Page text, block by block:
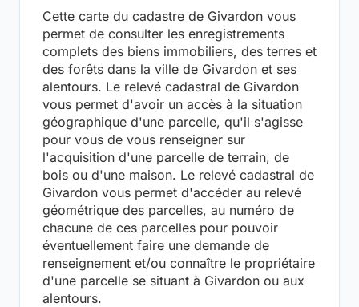
Cette carte du cadastre de Givardon vous
permet de consulter les enregistrements
complets des biens immobiliers, des terres et
des forêts dans la ville de Givardon et ses
alentours. Le relevé cadastral de Givardon
vous permet d'avoir un accès à la situation
géographique d'une parcelle, qu'il s'agisse
pour vous de vous renseigner sur
l'acquisition d'une parcelle de terrain, de
bois ou d'une maison. Le relevé cadastral de
Givardon vous permet d'accéder au relevé
géométrique des parcelles, au numéro de
chacune de ces parcelles pour pouvoir
éventuellement faire une demande de
renseignement et/ou connaître le propriétaire
d'une parcelle se situant à Givardon ou aux
alentours.